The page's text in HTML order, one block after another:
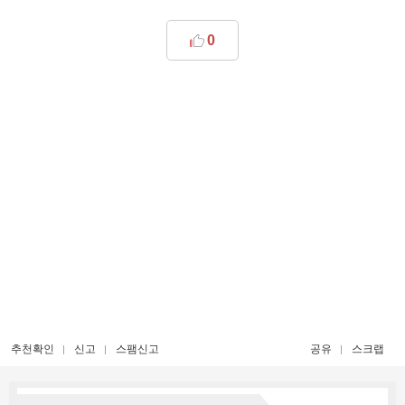
0
추천확인 신고 스팸신고 공유 스크랩